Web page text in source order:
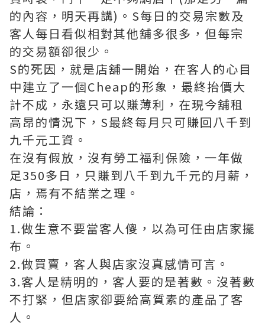
的內容，明天再講)。S每日的交易宗數及
客人每日看似相對其他舖多很多，但每宗
的交易額卻很少。
S的死因，就是店舖一開始，在客人的心目
中建立了一個Cheap的形象，最終抬價大
計不成，永遠只可以賺薄利，在現今舖租
高昂的情況下，S最終每月只可賺回八千到
九千元工資。
在沒有假放，沒有勞工福利保險，一年做
足350多日，只賺到八千到九千元的月薪，
店，焉有不結業之理。
結論：
1.做生意不要當客人傻，以為可任由店家擺
布。
2.做買賣，客人與店家沒真感情可言。
3.客人是精明的，客人要的是著數。沒著數
不打緊，但店家卻要給高質素的產品了客
人。